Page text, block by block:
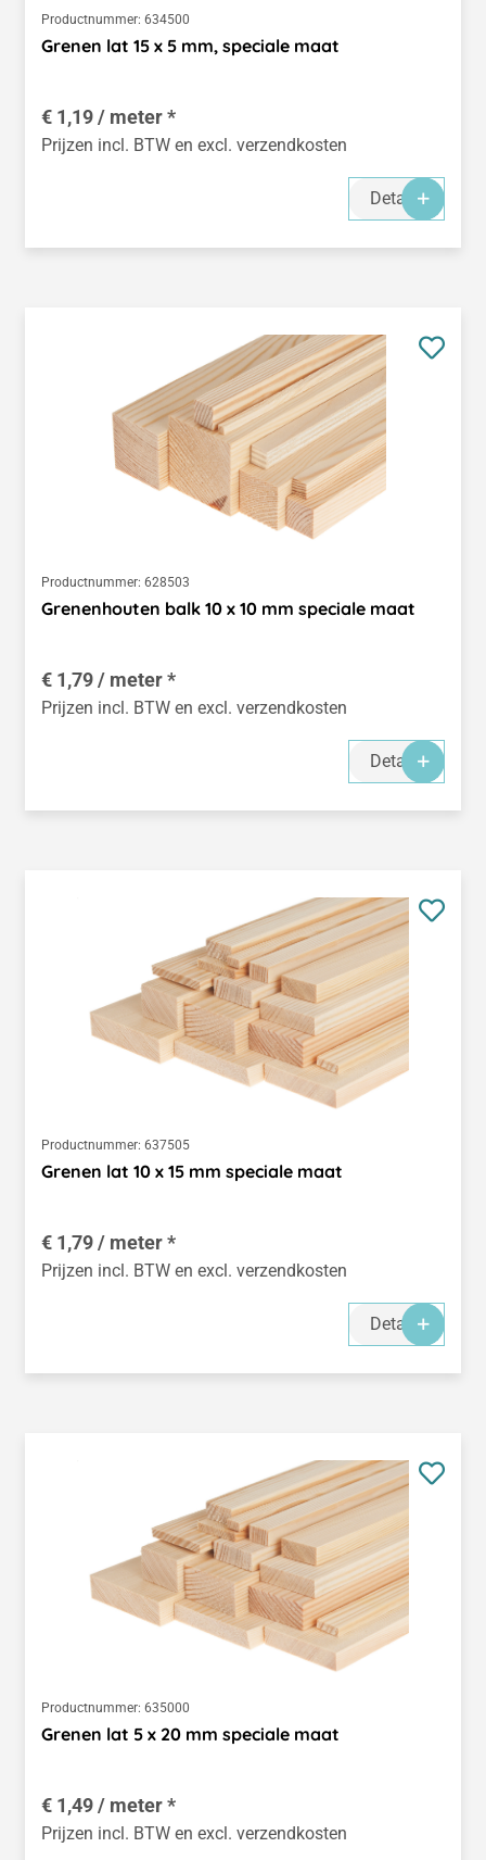
Productnummer: 634500
Grenen lat 15 x 5 mm, speciale maat
€ 1,19 / meter *
Prijzen incl. BTW en excl. verzendkosten
Details
Productnummer: 628503
Grenenhouten balk 10 x 10 mm speciale maat
€ 1,79 / meter *
Prijzen incl. BTW en excl. verzendkosten
Details
Productnummer: 637505
Grenen lat 10 x 15 mm speciale maat
€ 1,79 / meter *
Prijzen incl. BTW en excl. verzendkosten
Details
Productnummer: 635000
Grenen lat 5 x 20 mm speciale maat
€ 1,49 / meter *
Prijzen incl. BTW en excl. verzendkosten